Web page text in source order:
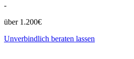
-
über 1.200€
Unverbindlich beraten lassen